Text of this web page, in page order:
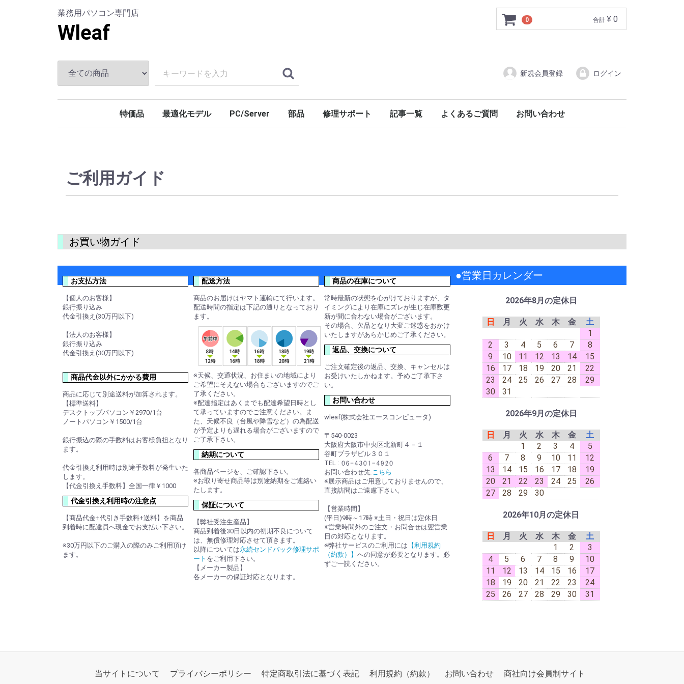
業務用パソコン専門店
Wleaf
0 合計 ¥ 0
新規会員登録 ログイン
特価品 最適化モデル PC/Server 部品 修理サポート 記事一覧 よくあるご質問 お問い合わせ
ご利用ガイド
お買い物ガイド
お支払方法
【個人のお客様】
銀行振り込み
代金引換え(30万円以下)
【法人のお客様】
銀行振り込み
代金引換え(30万円以下)
商品代金以外にかかる費用
商品に応じて別途送料が加算されます。
【標準送料】
デスクトップパソコン￥2970/1台
ノートパソコン￥1500/1台
銀行振込の際の手数料はお客様負担となり
ます。
代金引換え利用時は別途手数料が発生いた
します。
【代金引換え手数料】全国一律￥1000
代金引換え利用時の注意点
【商品代金+代引き手数料+送料】を商品
到着時に配達員へ現金でお支払い下さい。
※30万円以下のご購入の際のみご利用頂け
ます。
配送方法
商品のお届けはヤマト運輸にて行います。
配送時間の指定は下記の通りとなっており
ます。
※天候、交通状況、お住まいの地域により
ご希望にそえない場合もございますのでご
了承ください。
※配達指定はあくまでも配達希望日時とし
て承っていますのでご注意ください。ま
た、天候不良（台風や降雪など）の為配送
が予定よりも遅れる場合がございますので
ご了承下さい。
納期について
各商品ページを、ご確認下さい。
※お取り寄せ商品等は別途納期をご連絡い
たします。
保証について
【弊社受注生産品】
商品到着後30日以内の初期不良について
は、無償修理対応させて頂きます。
以降については永続センドバック修理サポ
ート をご利用下さい。
【メーカー製品】
各メーカーの保証対応となります。
商品の在庫について
常時最新の状態を心がけておりますが、タ
イミングにより在庫にズレが生じ在庫数更
新が間に合わない場合がございます。
その場合、欠品となり大変ご迷惑をおかけ
いたしますがあらかじめご了承ください。
返品、交換について
ご注文確定後の返品、交換、キャンセルは
お受けいたしかねます。予めご了承下さ
い。
お問い合わせ
wleaf(株式会社エースコンピュータ)
〒540-0023
大阪府大阪市中央区北新町４－１
谷町プラザビル３０１
TEL :
お問い合わせ先:こちら
※展示商品はご用意しておりませんので、
直接訪問はご遠慮下さい。
【営業時間】
(平日)9時～17時 ※土日・祝日は定休日
※営業時間外のご注文・お問合せは翌営業
日の対応となります。
※弊社サービスのご利用には 【利用規約
（約款）】 への同意が必要となります。必
ずご一読ください。
●営業日カレンダー
2026年8月の定休日
日 月 火 水 木 金
土
1
2
3 4 5 6 7
8
9
10 11 12 13 14
15
16
17 18 19 20 21
22
23
24 25 26 27 28
29
30
31
2026年9月の定休日
日 月 火 水 木 金
土
1
2 3 4
5
6
7 8 9 10 11
12
13
14 15 16 17 18
19
20
21 22 23 24 25
26
27
28 29 30
2026年10月の定休日
日 月 火 水 木 金
土
1
2
3
4
5 6 7 8 9
10
11
12 13 14 15 16
17
18
19 20 21 22 23
24
25
26 27 28 29 30 31
当サイトについて プライバシーポリシー 特定商取引法に基づく表記 利用規約（約款） お問い合わせ 商社向け会員制サイト